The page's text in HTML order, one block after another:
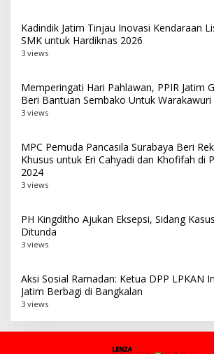
Kadindik Jatim Tinjau Inovasi Kendaraan
SMK untuk Hardiknas 2026
3 views
Memperingati Hari Pahlawan, PPIR Jatim
Beri Bantuan Sembako Untuk Warakawuri
3 views
MPC Pemuda Pancasila Surabaya Beri
Khusus untuk Eri Cahyadi dan Khofifah di
2024
3 views
PH Kingditho Ajukan Eksepsi, Sidang
Ditunda
3 views
Aksi Sosial Ramadan: Ketua DPP LPKAN
Jatim Berbagi di Bangkalan
3 views